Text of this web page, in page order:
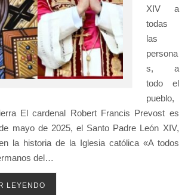
XIV a
todas
las
persona
s, a
todo el
pueblo,
El cardenal Robert Francis Prevost es
mayo de 2025, el Santo Padre León XIV,
la historia de la Iglesia católica «A todos
del…
LEYENDO